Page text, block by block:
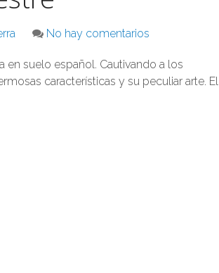
No hay comentarios
en suelo español. Cautivando a los
características y su peculiar arte. El